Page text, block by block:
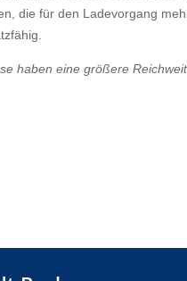
die für den Ladevorgang
haben eine größere